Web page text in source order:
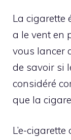
La cigarette
a le vent en
vous lancer
de savoir si
considéré
que la
L’e-